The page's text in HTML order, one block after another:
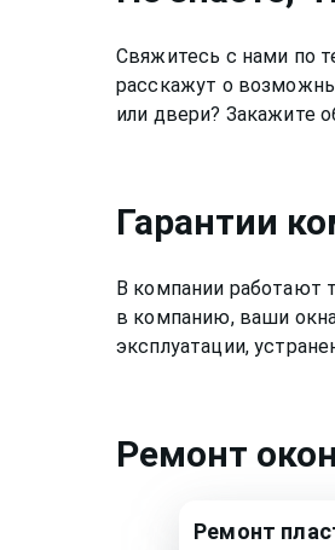
Свяжитесь с нами по
расскажут о
или двери? Закажите
Гарантии
В компании работают
в компанию, ваши
эксплуатации,
Ремонт
Ремонт